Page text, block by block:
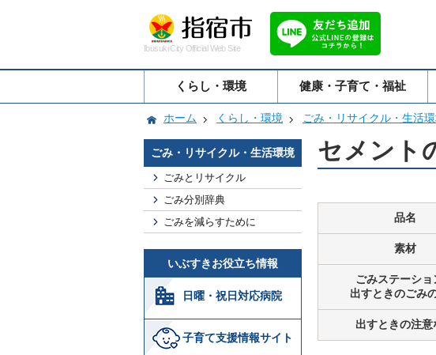
Ibusuki City Official Web Site
くらし・環境 健康・子育て・福祉
ホーム くらし・環境 ごみ・リサイクル・生活
ごみ・リサイクル・生活環境
ごみとリサイクル
ごみ分別辞典
ごみを減らすために
いぶすきお役立ち情報
日曜・祝日対応病院
子育て支援情報サイト
セメント
品名
素材
ごみステーショ
出すときのごみ
出すときの注意